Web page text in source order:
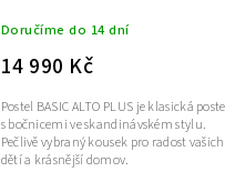
Doručíme do 14 dní
14 990 Kč
Postel BASIC ALTO PLUS je klasická
s bočnicemi ve skandinávském stylu.
Pečlivě vybraný kousek pro radost vašich
dětí a krásnější domov.